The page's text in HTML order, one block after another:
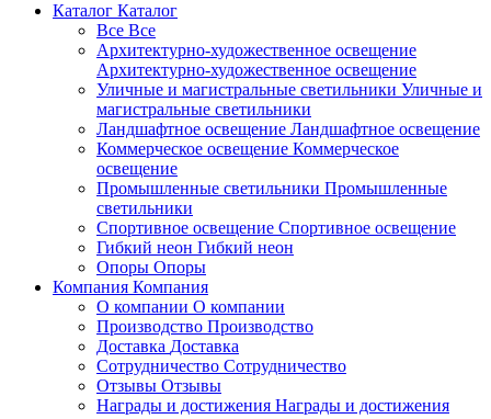
Каталог Каталог
Все Все
Архитектурно-художественное освещение
Архитектурно-художественное освещение
Уличные и магистральные светильники Уличные и
магистральные светильники
Ландшафтное освещение Ландшафтное освещение
Коммерческое освещение Коммерческое
освещение
Промышленные светильники Промышленные
светильники
Спортивное освещение Спортивное освещение
Гибкий неон Гибкий неон
Опоры Опоры
Компания Компания
О компании О компании
Производство Производство
Доставка Доставка
Сотрудничество Сотрудничество
Отзывы Отзывы
Награды и достижения Награды и достижения